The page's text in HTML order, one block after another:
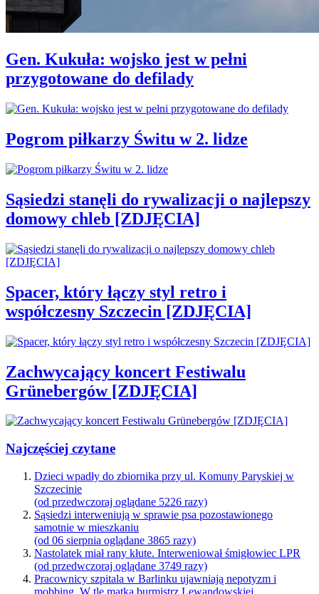
Gen. Kukuła: wojsko jest w pełni
przygotowane do defilady
Pogrom piłkarzy Świtu w 2. lidze
Sąsiedzi stanęli do rywalizacji o najlepszy
domowy chleb [ZDJĘCIA]
Spacer, który łączy styl retro i
współczesny Szczecin [ZDJĘCIA]
Zachwycający koncert Festiwalu
Grünebergów [ZDJĘCIA]
Najczęściej czytane
Dzieci wpadły do zbiornika przy ul. Komuny Paryskiej w
Szczecinie
(od przedwczoraj oglądane 5226 razy)
Sąsiedzi interweniują w sprawie psa pozostawionego
samotnie w mieszkaniu
(od 06 sierpnia oglądane 3865 razy)
Nastolatek miał rany kłute. Interweniował śmigłowiec LPR
(od przedwczoraj oglądane 3749 razy)
Pracownicy szpitala w Barlinku ujawniają nepotyzm i
mobbing. W tle matka burmistrz Lewandowskiej